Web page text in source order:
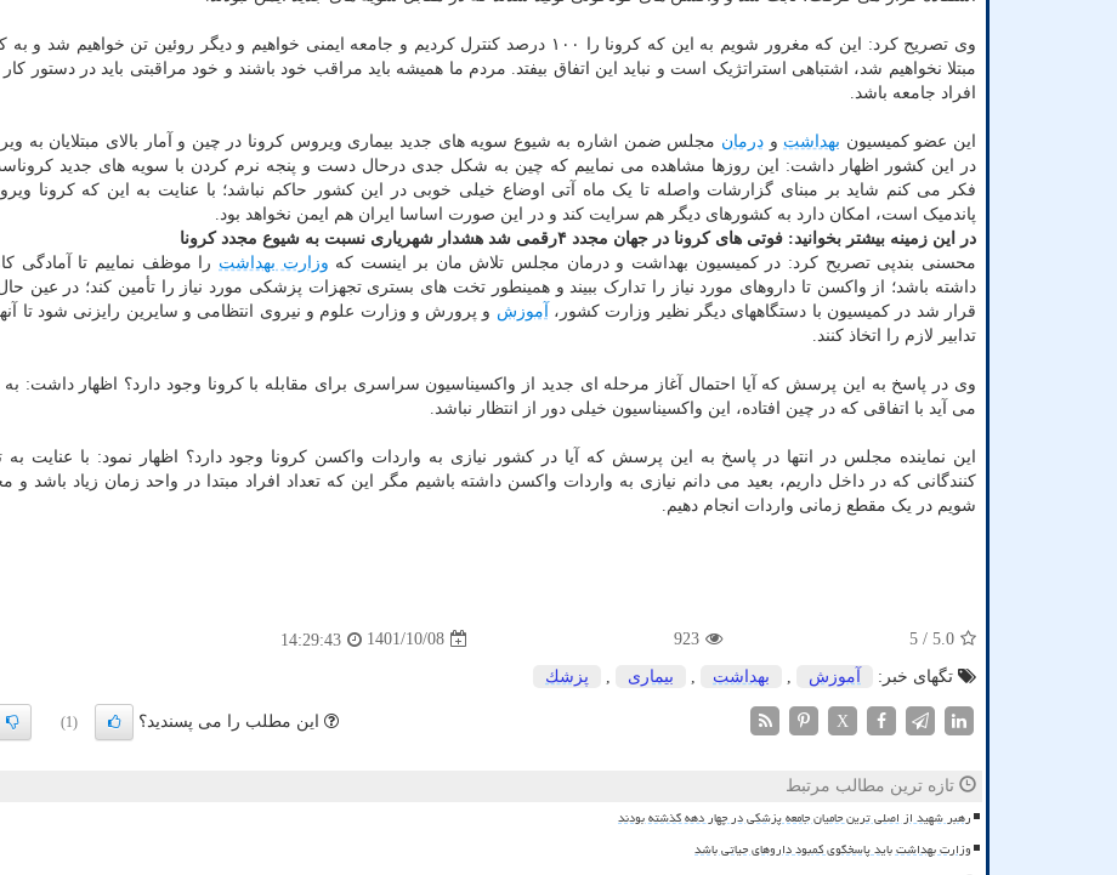
وی تصریح کرد: این که مغرور شویم به این که کرونا را ۱۰۰ درصد کنترل کردیم و جامعه ایمنی خواهیم و دیگر روئین تن خواهیم شد و
مبتلا نخواهیم شد، اشتباهی استراتژیک است و نباید این اتفاق بیفتد. مردم ما همیشه باید مراقب خود باشند و خود مراقبتی باید در دستور
افراد جامعه باشد.
این عضو کمیسیون بهداشت ودرمان مجلس ضمن اشاره به شیوع سویه های جدید بیماری ویروس کرونا در چین و آمار بالای مبتلایان به
در این کشور اظهار داشت: این روزها مشاهده می نماییم که چین به شکل جدی درحال دست و پنجه نرم کردن با سویه های جدید
فکر می کنم شاید بر مبنای گزارشات واصله تا یک ماه آتی اوضاع خیلی خوبی در این کشور حاکم نباشد؛ با عنایت به این که کرونا
پاندمیک است، امکان دارد به کشورهای دیگر هم سرایت کند و در این صورت اساسا ایران هم ایمن نخواهد بود.
در این زمینه بیشتر بخوانید: فوتی های کرونا در جهان مجدد ۴رقمی شد
هشدار شهریاری نسبت به شیوع مجدد کرونا
محسنی بندپی تصریح کرد: در کمیسیون بهداشت و درمان مجلس تلاش مان بر اینست که وزارت بهداشت را موظف نماییم تا آمادگی
داشته باشد؛ از واکسن تا داروهای مورد نیاز را تدارک ببیند و همینطور تخت های بستری تجهزات پزشکی مورد نیاز را تأمین کند؛ در عین
قرار شد در کمیسیون با دستگاههای دیگر نظیر وزارت کشور،
آموزش و پرورش و وزارت علوم و نیروی انتظامی و سایرین رایزنی شود تا
تدابیر لازم را اتخاذ کنند.
وی در پاسخ به این پرسش که آیا احتمال آغاز مرحله ای جدید از واکسیناسیون سراسری برای مقابله با کرونا وجود دارد؟ اظهار داشت: به
می آید با اتفاقی که در چین افتاده، این واکسیناسیون خیلی دور از انتظار نباشد.
این نماینده مجلس در انتها در پاسخ به این پرسش که آیا در کشور نیازی به واردات واکسن کرونا وجود دارد؟ اظهار نمود: با عنایت به
کنندگانی که در داخل داریم، بعید می دانم نیازی به واردات واکسن داشته باشیم مگر این که تعداد افراد مبتدا در واحد زمان زیاد باشد و
شویم در یک مقطع زمانی واردات انجام دهیم.
5.0
/ 5
923
1401/10/08
14:29:43
تگهای خبر:
آموزش بهداشت بیماری پزشك
X این مطلب را می پسندید؟ (1)
تازه ترین مطالب مرتبط
رهبر شهید از اصلی ترین حامیان جامعه پزشکی در چهار دهه گذشته بودند
وزارت بهداشت باید پاسخگوی کمبود داروهای حیاتی باشد